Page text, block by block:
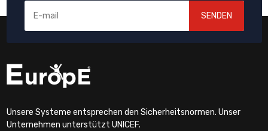
SENDEN
Unsere Systeme entsprechen den Sicherheitsnormen. Unser
Unternehmen unterstützt UNICEF.